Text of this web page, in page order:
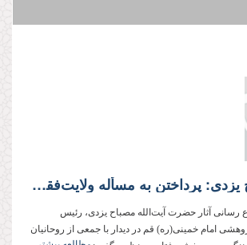
آیت‌الله مصباح یزدی: پرداختن به مسأله ولایت‌فقیه به صورت عمیق و وسیع مهم‌ترین وظیفه ماست
رسانی آثار حضرت آیت‌الله مصباح یزدی، رئیس
امام خمینی(ره) قم در دیدار با جمعی از روحانیان